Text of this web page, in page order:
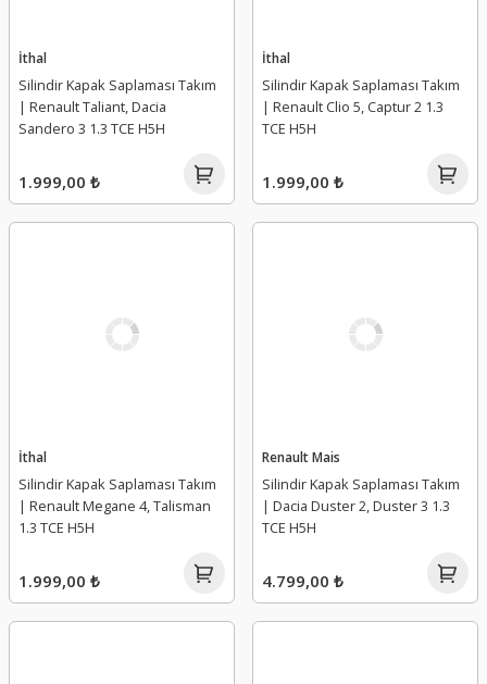
İthal
Silindir Kapak Saplaması Takım
| Renault Taliant, Dacia
Sandero 3 1.3 TCE H5H
1.999,00 ₺
İthal
Silindir Kapak Saplaması Takım
| Renault Clio 5, Captur 2 1.3
TCE H5H
1.999,00 ₺
İthal
Silindir Kapak Saplaması Takım
| Renault Megane 4, Talisman
1.3 TCE H5H
1.999,00 ₺
Renault Mais
Silindir Kapak Saplaması Takım
| Dacia Duster 2, Duster 3 1.3
TCE H5H
4.799,00 ₺